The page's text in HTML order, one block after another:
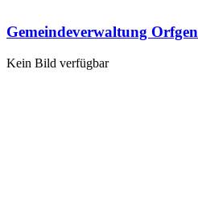
Gemeindeverwaltung Orfgen
Kein Bild verfügbar